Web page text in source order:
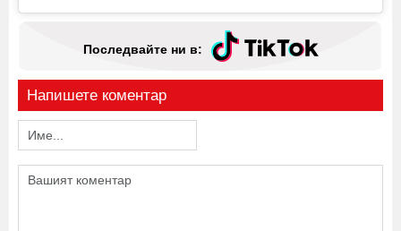
Последвайте ни в:
Напишете коментар